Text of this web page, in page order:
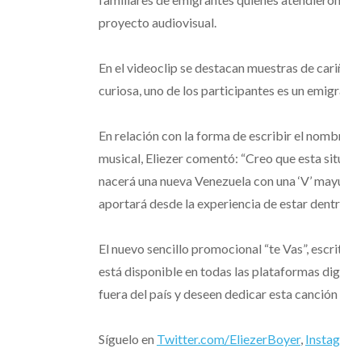
proyecto audiovisual.
En el videoclip se destacan muestras de
curiosa, uno de los participantes es un
En relación con la forma de escribir el
musical, Eliezer comentó: “Creo que esta
nacerá una nueva Venezuela con una ‘V’
aportará desde la experiencia de estar
El nuevo sencillo promocional “te Vas”,
está disponible en todas las plataformas
fuera del país y deseen dedicar esta
Síguelo en Twitter.com/EliezerBoyer,